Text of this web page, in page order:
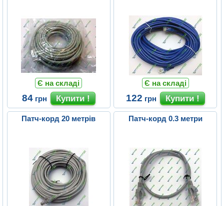
Є на складі
84 грн
Є на складі
122 грн
Патч-корд 20 метрів Патч-корд 0.3 метри